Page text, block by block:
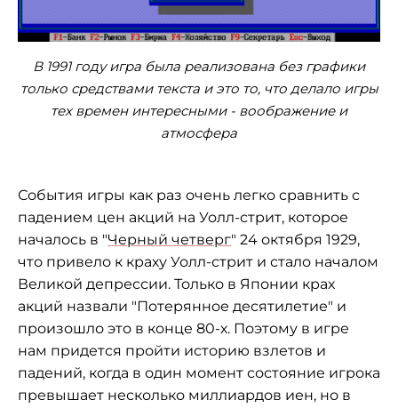
В 1991 году игра была реализована без графики
только средствами текста и это то, что делало игры
тех времен интересными - воображение и
атмосфера
События игры как раз очень легко сравнить с
падением цен акций на Уолл-стрит, которое
началось в "Черный четверг" 24 октября 1929,
что привело к краху Уолл-стрит и стало началом
Великой депрессии. Только в Японии крах
акций назвали "Потерянное десятилетие" и
произошло это в конце 80-х. Поэтому в игре
нам придется пройти историю взлетов и
падений, когда в один момент состояние игрока
превышает несколько миллиардов иен, но в